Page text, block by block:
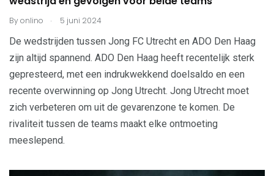
Byonlino . 5 juni 2024
De wedstrijden tussen Jong FC Utrecht en ADO Den Haag
zijn altijd spannend. ADO Den Haag heeft recentelijk sterk
gepresteerd, met een indrukwekkend doelsaldo en een
recente overwinning op Jong Utrecht. Jong Utrecht moet
zich verbeteren om uit de gevarenzone te komen. De
rivaliteit tussen de teams maakt elke ontmoeting
meeslepend.